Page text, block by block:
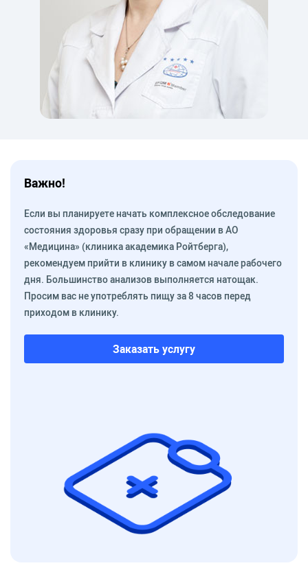
Важно!
Если вы планируете начать комплексное обследование
состояния здоровья сразу при обращении в АО
«Медицина» (клиника академика Ройтберга),
рекомендуем прийти в клинику в самом начале рабочего
дня. Большинство анализов выполняется натощак.
Просим вас не употреблять пищу за 8 часов перед
приходом в клинику.
Заказать услугу